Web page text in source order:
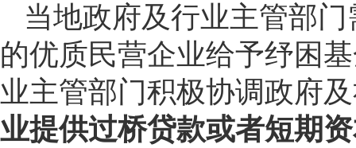
当地政府及行业主管部
的优质民营企业给予纾困
业主管部门积极协调政府
业提供过桥贷款或者短期